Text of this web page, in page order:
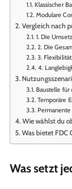
Klassischer
Modulare
Vergleich nach
1. Die
2. Die
3.
4.
Baustelle für
Temporäre
Wie wählst du
Was bietet FDC
Was setzt